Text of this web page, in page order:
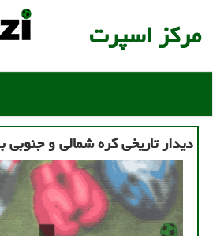
مركز اسپرت
دیدار تاریخی كره شمالی و